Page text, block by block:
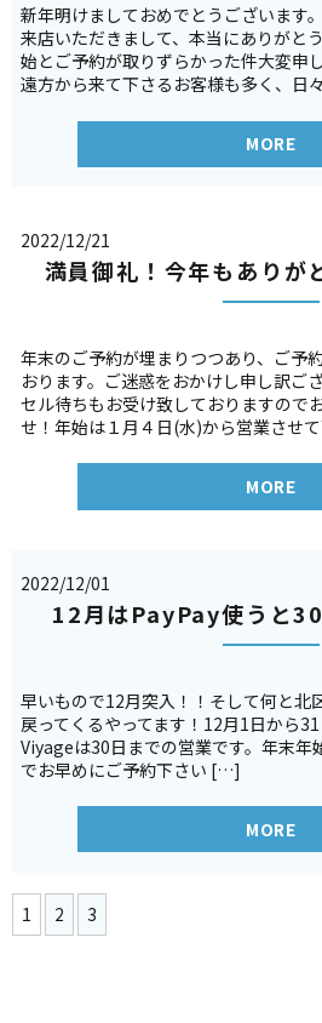
新年明けましておめでとうございます
来店いただきまして、本当にありがと
始とご予約が取りずらかった件大変申
遠方から来て下さるお客様も多く、日
MORE
2022/12/21
満員御礼！今年もありが
年末のご予約が埋まりつつあり、ご予
おります。ご迷惑をおかけし申し訳ご
セル待ちもお受け致しておりますので
せ！年始は１月４日(水)から営業させ
MORE
2022/12/01
12月はPayPay使うと
早いもので12月突入！！そして何と北
戻ってくるやってます！12月1日から31
Viyageは30日までの営業です。年末年
でお早めにご予約下さい […]
MORE
1 2 3